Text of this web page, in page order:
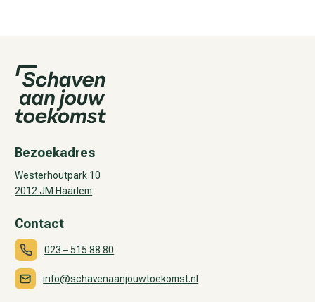
Bezoekadres
Westerhoutpark 10
2012 JM Haarlem
Contact
023 – 515 88 80
info@schavenaanjouwtoekomst.nl